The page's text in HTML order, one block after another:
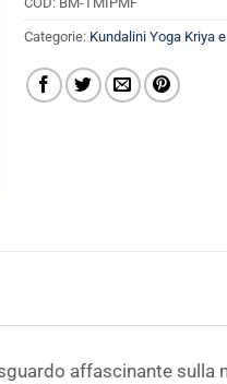
Categorie: Kundalini Yoga Kriya
affascinante sulla